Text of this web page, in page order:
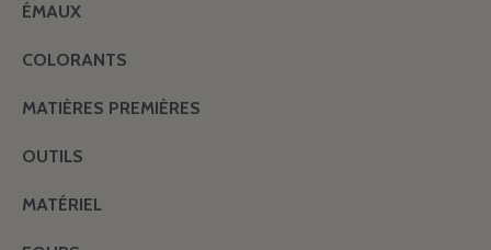
ÉMAUX
COLORANTS
MATIÈRES PREMIÈRES
OUTILS
MATÉRIEL